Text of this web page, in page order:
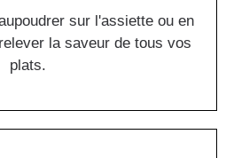
sur l'assiette ou en
la saveur de tous vos
plats.